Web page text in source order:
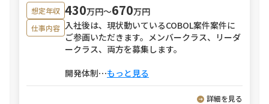
想定年収 430万円〜670万円
仕事内容 入社後は、現状動いているCOBOL案件案件に
ご参画いただきます。メンバークラス、リーダ
ークラス、両方を募集します。
開発体制⋯もっと見る
詳細を見る